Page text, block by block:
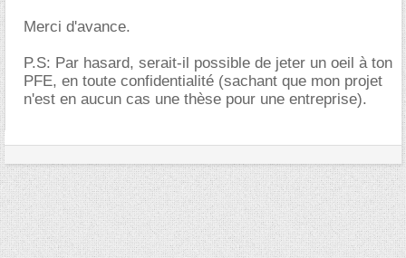
Merci d'avance.
P.S: Par hasard, serait-il possible de jeter un oeil à ton
PFE, en toute confidentialité (sachant que mon projet
n'est en aucun cas une thèse pour une entreprise).